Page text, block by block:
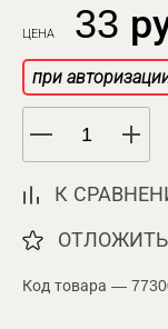
ЦЕНА 33
при
К
ОТЛОЖИТЬ
Код товара —